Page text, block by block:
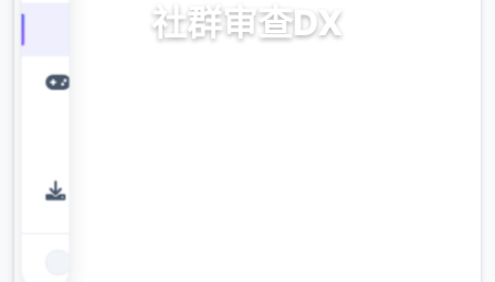
社群审查DX